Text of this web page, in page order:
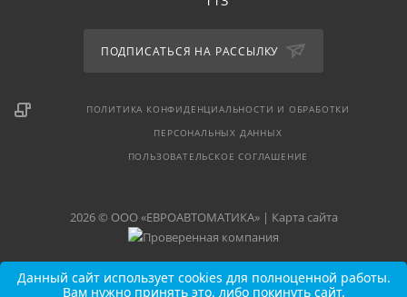
ПОДПИСАТЬСЯ НА РАССЫЛКУ
ПОЛИТИКА КОНФИДЕНЦИАЛЬНОСТИ И ОБРАБОТКИ
ПЕРСОНАЛЬНЫХ ДАННЫХ
ПОЛЬЗОВАТЕЛЬСКОЕ СОГЛАШЕНИЕ
2026 © ООО «ЕВРОАВТОМАТИКА» | Карта сайта
Данный сайт использует cookies для полноценной работы.
Вам нужно принять это, либо покинуть сайт.